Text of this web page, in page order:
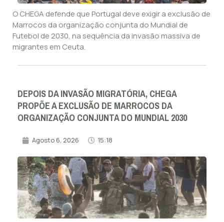
O CHEGA defende que Portugal deve exigir a exclusão de
Marrocos da organização conjunta do Mundial de
Futebol de 2030, na sequência da invasão massiva de
migrantes em Ceuta.
DEPOIS DA INVASÃO MIGRATÓRIA, CHEGA
PROPÕE A EXCLUSÃO DE MARROCOS DA
ORGANIZAÇÃO CONJUNTA DO MUNDIAL 2030
Agosto 6, 2026 15:18